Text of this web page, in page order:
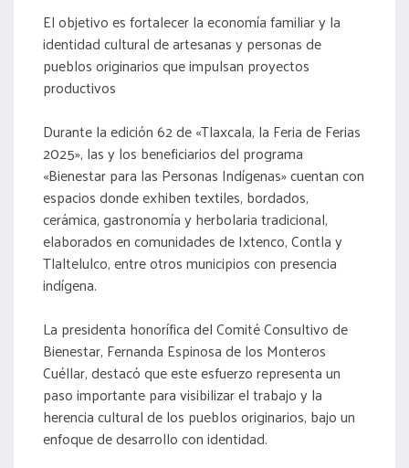
El objetivo es fortalecer la economía familiar y la
identidad cultural de artesanas y personas de
pueblos originarios que impulsan proyectos
productivos
Durante la edición 62 de «Tlaxcala, la Feria de Ferias
2025», las y los beneficiarios del programa
«Bienestar para las Personas Indígenas» cuentan con
espacios donde exhiben textiles, bordados,
cerámica, gastronomía y herbolaria tradicional,
elaborados en comunidades de Ixtenco, Contla y
Tlaltelulco, entre otros municipios con presencia
indígena.
La presidenta honorífica del Comité Consultivo de
Bienestar, Fernanda Espinosa de los Monteros
Cuéllar, destacó que este esfuerzo representa un
paso importante para visibilizar el trabajo y la
herencia cultural de los pueblos originarios, bajo un
enfoque de desarrollo con identidad.